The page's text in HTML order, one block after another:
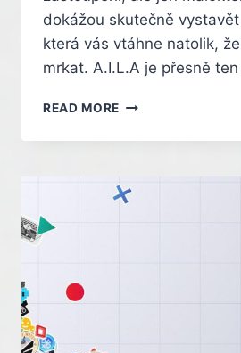
dokážou skutečně
která vás vtáhne natolik,
mrkat. A.I.L.A je přesně
READ MORE RECENZE
A.I.L.A.
UMĚLÉ